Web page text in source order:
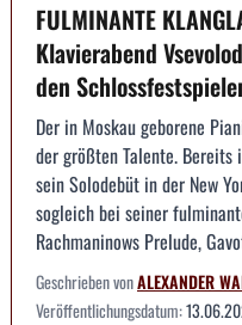
FULMINANTE
Klavierabend
den
Der in Moskau geborene
der größten Talente.
sein Solodebüt in der New
sogleich bei seiner
Rachmaninows Prelude,
Geschrieben vonALEXANDER
Veröffentlichungsdatum: